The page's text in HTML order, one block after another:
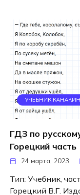
УЧЕБНИК
ГДЗ по
Горецкий
24 марта, 2023
Тип: Учебник,
Горецкий В.Г.